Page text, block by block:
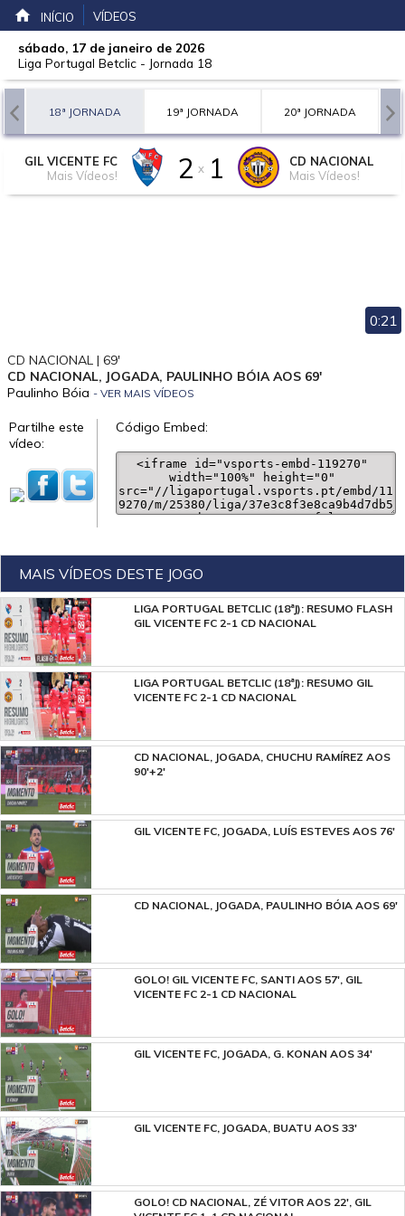
INÍCIO VÍDEOS
sábado, 17 de janeiro de 2026
Liga Portugal Betclic - Jornada 18
18ª JORNADA 19ª JORNADA 20ª JORNADA
GIL VICENTE FC
Mais Vídeos!
2 x 1
CD NACIONAL
Mais Vídeos!
0:21
CD NACIONAL | 69'
CD NACIONAL, JOGADA, PAULINHO BÓIA AOS 69'
Paulinho Bóia - VER MAIS VÍDEOS
Partilhe este
vídeo:
Código Embed:
MAIS VÍDEOS DESTE JOGO
LIGA PORTUGAL BETCLIC (18ªJ): RESUMO FLASH
GIL VICENTE FC 2-1 CD NACIONAL
LIGA PORTUGAL BETCLIC (18ªJ): RESUMO GIL
VICENTE FC 2-1 CD NACIONAL
CD NACIONAL, JOGADA, CHUCHU RAMÍREZ AOS
90'+2'
GIL VICENTE FC, JOGADA, LUÍS ESTEVES AOS 76'
CD NACIONAL, JOGADA, PAULINHO BÓIA AOS 69'
GOLO! GIL VICENTE FC, SANTI AOS 57', GIL
VICENTE FC 2-1 CD NACIONAL
GIL VICENTE FC, JOGADA, G. KONAN AOS 34'
GIL VICENTE FC, JOGADA, BUATU AOS 33'
GOLO! CD NACIONAL, ZÉ VITOR AOS 22', GIL